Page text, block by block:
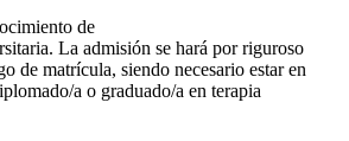
de
La admisión se hará por riguroso
de matrícula, siendo necesario estar en
a o graduado/a en terapia